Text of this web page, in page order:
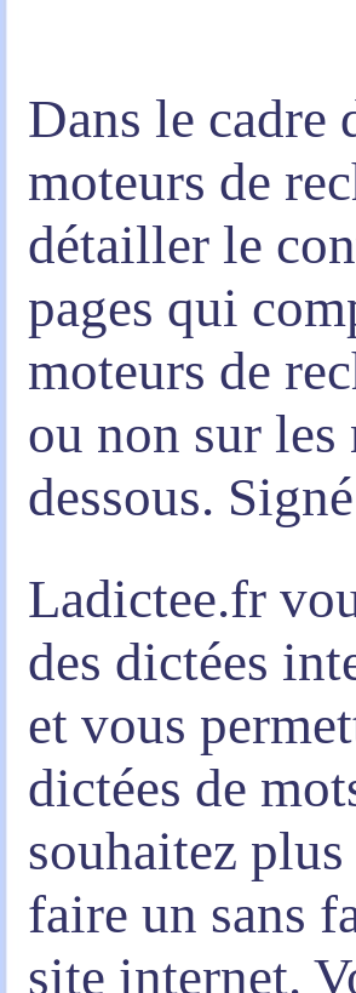
Dans le cadre
moteurs de
détailler le
pages qui
moteurs de
ou non sur
dessous.
Ladictee.fr
des dictées
et vous
dictées de
souhaitez
faire un sans
site internet.